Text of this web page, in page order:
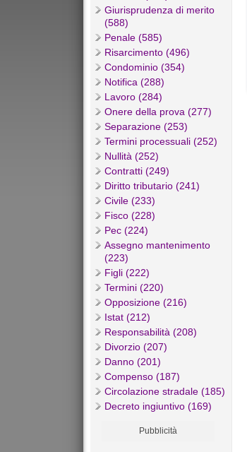
Giurisprudenza di merito
(588)
Penale (585)
Risarcimento (496)
Condominio (354)
Notifica (288)
Lavoro (284)
Onere della prova (277)
Separazione (253)
Termini processuali (252)
Nullità (252)
Contratti (249)
Diritto tributario (241)
Civile (233)
Fisco (228)
Pec (224)
Assegno mantenimento
(223)
Figli (222)
Termini (220)
Opposizione (216)
Istat (212)
Responsabilità (208)
Divorzio (207)
Danno (201)
Compenso (187)
Circolazione stradale (185)
Decreto ingiuntivo (169)
Pubblicità